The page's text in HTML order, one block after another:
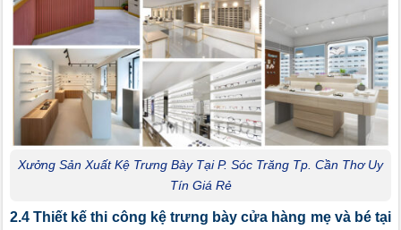
Xưởng Sản Xuất Kệ Trưng Bày Tại P. Sóc Trăng Tp. Cần Thơ Uy
Tín Giá Rẻ
2.4 Thiết kế thi công kệ trưng bày cửa hàng mẹ và bé tại